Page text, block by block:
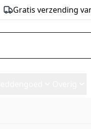
Gratis verzending